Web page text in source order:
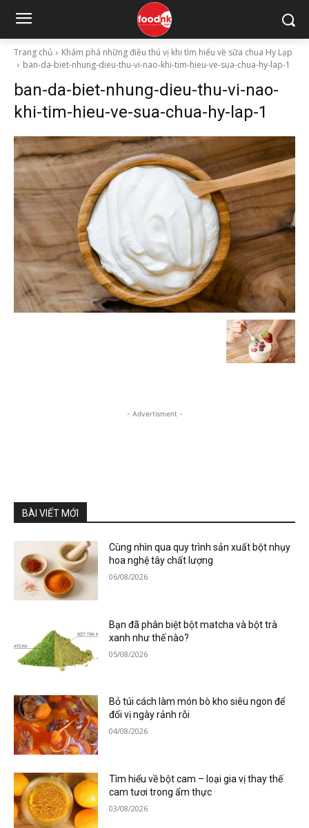
Trang chủ
Khám phá những điều thú vị khi tìm hiểu về sữa chua Hy Lạp
ban-da-biet-nhung-dieu-thu-vi-nao-khi-tim-hieu-ve-sua-chua-hy-lap-1
ban-da-biet-nhung-dieu-thu-vi-nao-
khi-tim-hieu-ve-sua-chua-hy-lap-1
- Advertisment -
BÀI VIẾT MỚI
Cùng nhìn qua quy trình sản xuất bột nhụy
hoa nghệ tây chất lượng
06/08/2026
Bạn đã phân biệt bột matcha và bột trà
xanh như thế nào?
05/08/2026
Bỏ túi cách làm món bò kho siêu ngon để
đổi vị ngày rảnh rỗi
04/08/2026
Tìm hiểu về bột cam – loại gia vị thay thế
cam tươi trong ẩm thực
03/08/2026